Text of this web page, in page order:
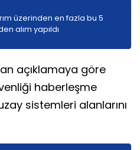
üzerinden en fazla bu 5
alım yapıldı
açıklamaya göre
haberleşme
sistemleri alanlarını